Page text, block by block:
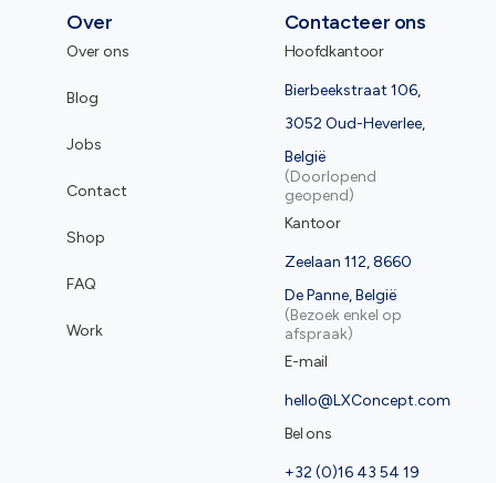
Over
Over ons
Blog
Jobs
Contact
Shop
FAQ
Work
Contacteer ons
Hoofdkantoor
Bierbeekstraat 106,
3052 Oud-Heverlee,
België
(Doorlopend
geopend)
Kantoor
Zeelaan 112, 8660
De Panne, België
(Bezoek enkel op
afspraak)
E-mail
hello@LXConcept.com
Bel ons
+32 (0)16 43 54 19